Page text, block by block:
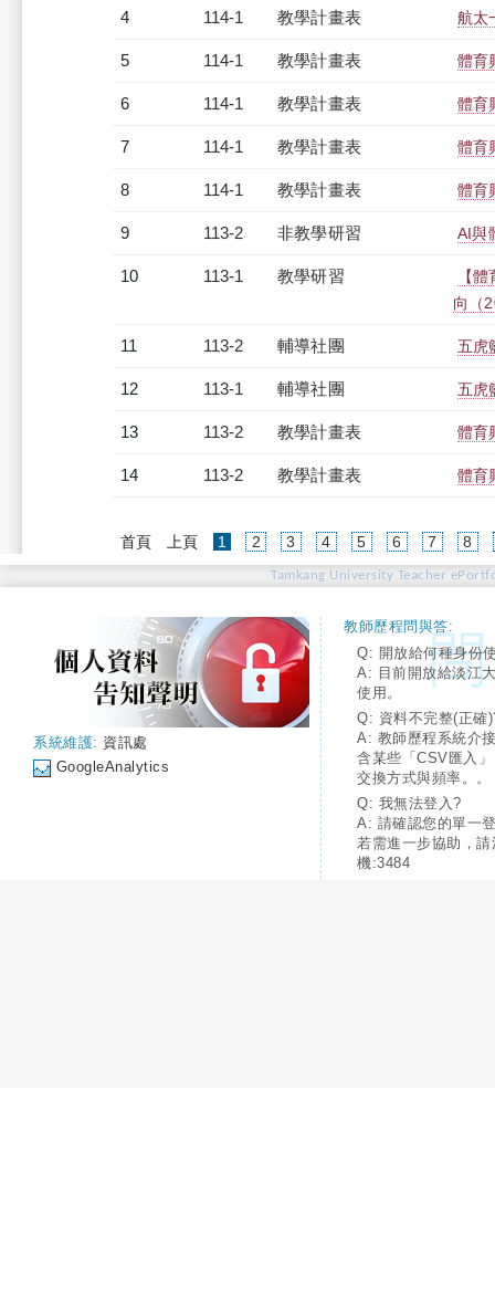
4 114-1 教學計畫表 航太
5 114-1 教學計畫表 體育
6 114-1 教學計畫表 體育
7 114-1 教學計畫表 體育
8 114-1 教學計畫表 體育
9 113-2 非教學研習 AI與
10 113-1 教學研習
【
向（
11 113-2 輔導社團 五虎
12 113-1 輔導社團 五虎
13 113-2 教學計畫表 體育
14 113-2 教學計畫表 體育
首頁 上頁 1 (current)
2 3 4 5 6 7 8
Tamkang University Teacher
系統維護: 資訊處
GoogleAnalytics
教師歷程問與答:
Q: 開放給何種身份
A: 目前開放給淡江
使用。
Q: 資料不完整(正確
A: 教師歷程系統介
含某些「CSV匯入
交換方式與頻率。。
Q: 我無法登入?
A: 請確認您的單一
若需進一步協助，
機:3484